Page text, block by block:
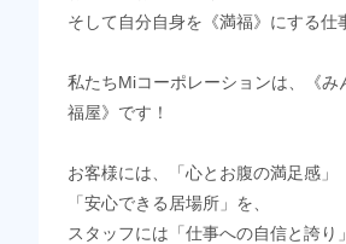
そして自分自身を《満福》にする仕
私たちMiコーポレーションは、《み
福屋》です！
お客様には、「心とお腹の満足感」
「安心できる居場所」を、
スタッフには「仕事への自信と誇り